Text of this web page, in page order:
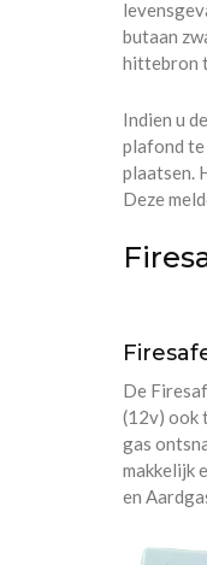
butaan
hittebron
Indien u
plafond te
plaatsen.
Deze
De
(12v) ook
gas
makkelijk
en